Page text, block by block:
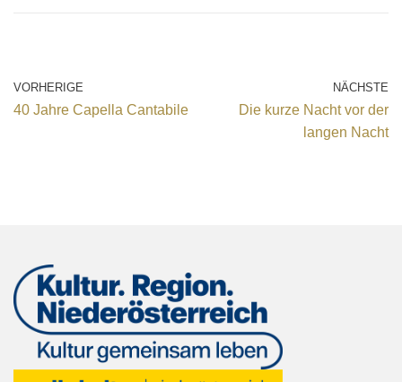
VORHERIGE
40 Jahre Capella Cantabile
NÄCHSTE
Die kurze Nacht vor der
langen Nacht